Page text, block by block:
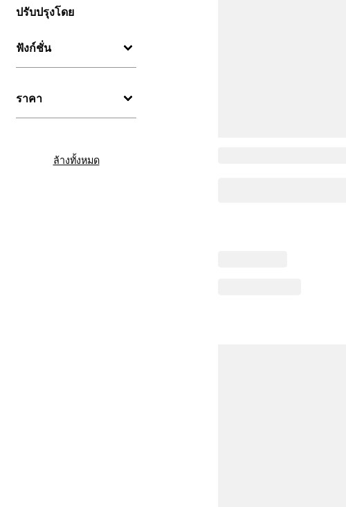
ปรับปรุงโดย
ฟังก์ชั่น
ราคา
ล้างทั้งหมด